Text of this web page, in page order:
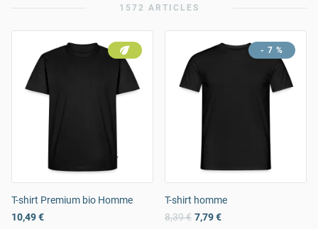
1572 ARTICLES
T-shirt Premium bio Homme
10,49 €
- 7 %
T-shirt homme
8,39 € 7,79 €